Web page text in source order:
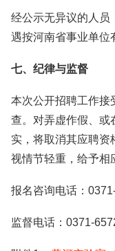
经公示无异议的人员
遇按河南省事业单位
七、纪律与监督
本次公开招聘工作接
查。对弄虚作假、或
实，将取消其应聘资
视情节轻重，给予相
报名咨询电话：
监督电话：0371-